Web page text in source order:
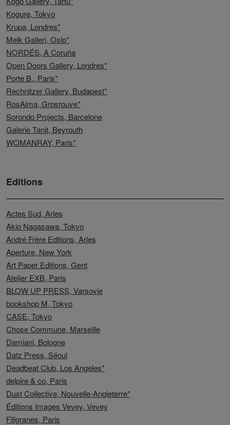
Kogure, Tokyo
Krupa, Londres*
Melk Galleri, Oslo*
NORDÉS, A Coruña
Open Doors Gallery, Londres*
Porte B., Paris*
Rechnitzer Gallery, Budapest*
RosAlma, Grosrouve*
Sorondo Projects, Barcelone
Galerie Tanit, Beyrouth
WOMANRAY, Paris*
Editions
Actes Sud, Arles
Akio Nagasawa, Tokyo
André Frère Editions, Arles
Aperture, New York
Art Paper Editions, Gent
Atelier EXB, Paris
BLOW UP PRESS, Varsovie
bookshop M, Tokyo
CASE, Tokyo
Chose Commune, Marseille
Damiani, Bologne
Datz Press, Séoul
Deadbeat Club, Los Angeles*
delpire & co, Paris
Dust Collective, Nouvelle-Angleterre*
Éditions Images Vevey, Vevey
Filigranes, Paris